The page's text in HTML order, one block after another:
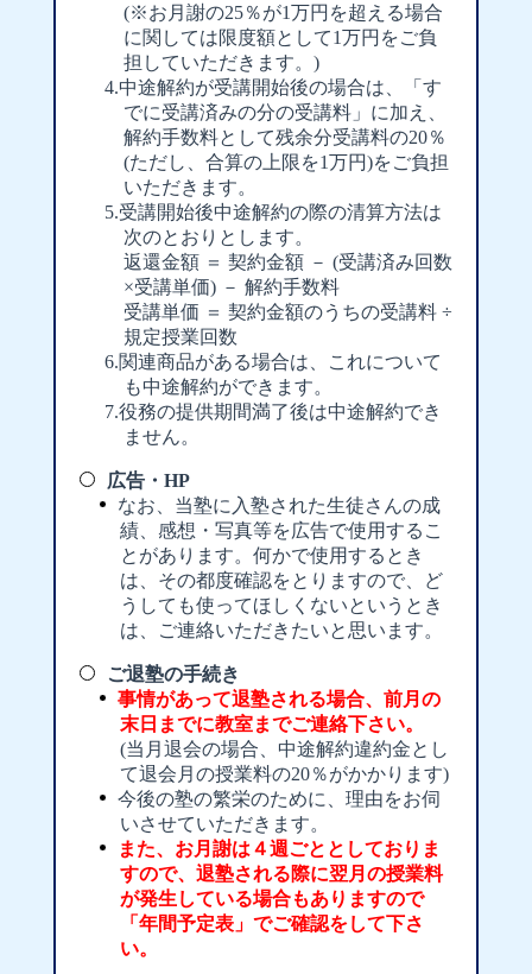
(※お月謝の25％が1万円を超える場合
に関しては限度額として1万円をご負
担していただきます。)
中途解約が受講開始後の場合は、「す
でに受講済みの分の受講料」に加え、
解約手数料として残余分受講料の20％
(ただし、合算の上限を1万円)をご負担
いただきます。
受講開始後中途解約の際の清算方法は
次のとおりとします。
返還金額 ＝ 契約金額 － (受講済み回数
×受講単価) － 解約手数料
受講単価 ＝ 契約金額のうちの受講料 ÷
規定授業回数
関連商品がある場合は、これについて
も中途解約ができます。
役務の提供期間満了後は中途解約でき
ません。
広告・HP
なお、当塾に入塾された生徒さんの成
績、感想・写真等を広告で使用するこ
とがあります。何かで使用するとき
は、その都度確認をとりますので、ど
うしても使ってほしくないというとき
は、ご連絡いただきたいと思います。
ご退塾の手続き
事情があって退塾される場合、前月の
末日までに教室までご連絡下さい。
(当月退会の場合、中途解約違約金とし
て退会月の授業料の20％がかかります)
今後の塾の繁栄のために、理由をお伺
いさせていただきます。
また、お月謝は４週ごととしておりま
すので、退塾される際に翌月の授業料
が発生している場合もありますので
「年間予定表」でご確認をして下さ
い。